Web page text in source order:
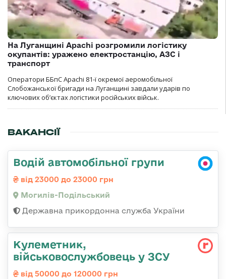
На Луганщині Apachi розгромили логістику
окупантів: уражено електростанцію, АЗС і
транспорт
Оператори ББпС Apachi 81-ї окремої аеромобільної
Слобожанської бригади на Луганщині завдали ударів по
ключових об’єктах логістики російських військ.
ВАКАНСІЇ
Водій автомобільної групи
від 23000 до 23000 грн
Могилів-Подільський
Державна прикордонна служба України
Кулеметник,
військовослужбовець у ЗСУ
від 50000 до 120000 грн